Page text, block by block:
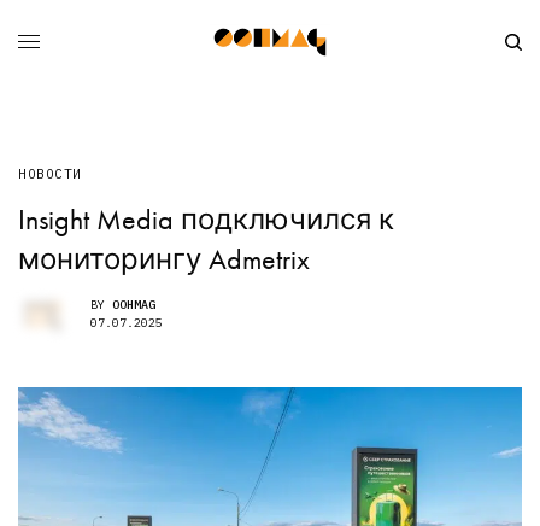
НОВОСТИ
Insight Media подключился к
мониторингу Admetrix
BY OOHMAG
07.07.2025